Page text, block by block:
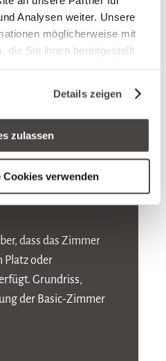
Analysen weiter. Unsere
möglicherweise mit
die Sie ihnen bereitgestellt
weiterhin nutzen.
Details zeigen
zulassen
verwenden
keine Badewanne
Safe, TV
&
dass das Zimmer
Platz oder
Grundriss,
der Basic-Zimmer